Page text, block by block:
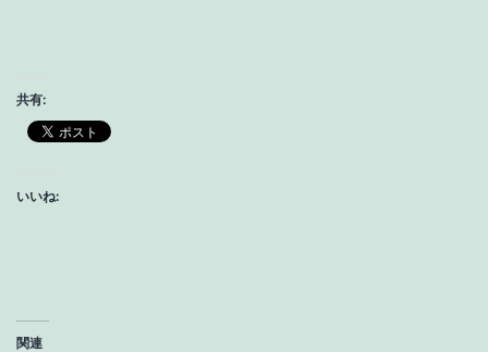
共有:
いいね:
関連